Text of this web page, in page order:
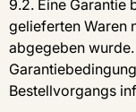
9.2. Eine Garantie
gelieferten Waren
abgegeben
Bestellvorgangs